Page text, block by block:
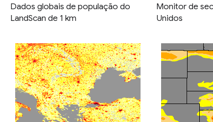
Dados globais de população do
LandScan de 1 km
Monitor de
Unidos